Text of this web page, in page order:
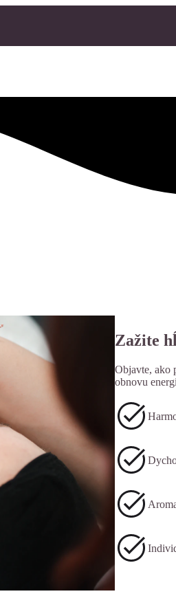
Zažite
Objavte, ako
obnovu